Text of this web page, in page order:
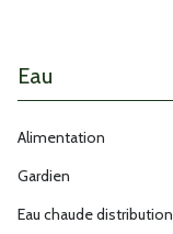
Eau
Alimentation
Gardien
Eau chaude distribution